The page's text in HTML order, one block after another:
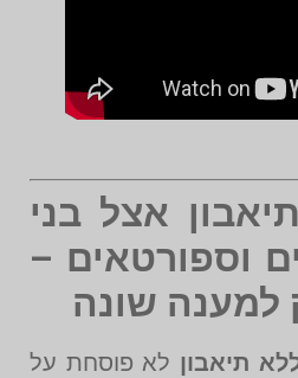
אצל בני
וספורטאים –
למענה שונה
תיאבון לא פוסחת על